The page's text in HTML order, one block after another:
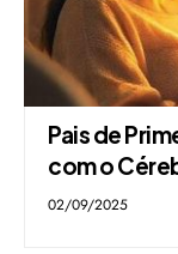
Pais de
com o
02/09/2025